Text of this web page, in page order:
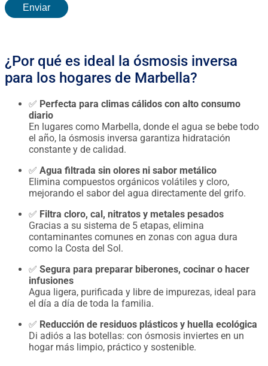
¿Por qué es ideal la ósmosis inversa
para los hogares de Marbella?
✅ Perfecta para climas cálidos con alto consumo
diario
En lugares como Marbella, donde el agua se bebe todo
el año, la ósmosis inversa garantiza hidratación
constante y de calidad.
✅ Agua filtrada sin olores ni sabor metálico
Elimina compuestos orgánicos volátiles y cloro,
mejorando el sabor del agua directamente del grifo.
✅ Filtra cloro, cal, nitratos y metales pesados
Gracias a su sistema de 5 etapas, elimina
contaminantes comunes en zonas con agua dura
como la Costa del Sol.
✅ Segura para preparar biberones, cocinar o hacer
infusiones
Agua ligera, purificada y libre de impurezas, ideal para
el día a día de toda la familia.
✅ Reducción de residuos plásticos y huella ecológica
Di adiós a las botellas: con ósmosis inviertes en un
hogar más limpio, práctico y sostenible.